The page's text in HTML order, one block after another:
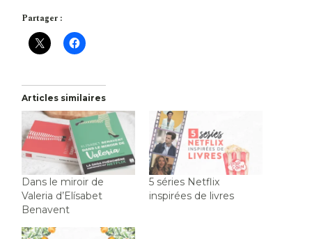
Partager :
Articles similaires
Dans le miroir de
Valeria d’Elísabet
Benavent
5 séries Netflix
inspirées de livres